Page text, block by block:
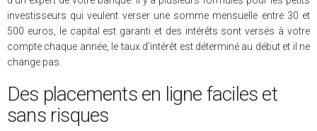
investisseurs qui veulent verser une somme mensuelle entre 30 et
500 euros, le capital est garanti et des intérêts sont versés à votre
compte chaque année, le taux d’intérêt est déterminé au début et il ne
change pas.
Des placements en ligne faciles et
sans risques